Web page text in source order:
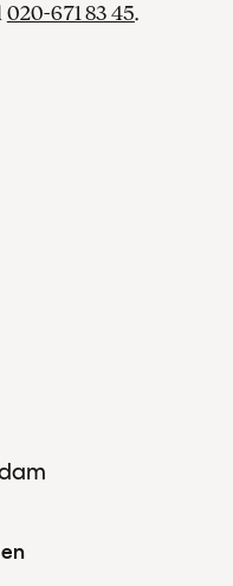
met ons in
020-671 83 45.